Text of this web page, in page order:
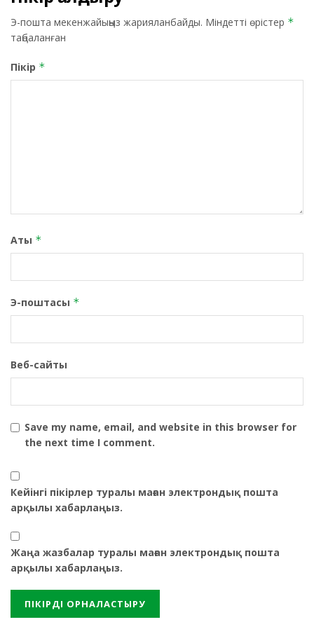
Э-пошта мекенжайыңыз жарияланбайды. Міндетті өрістер *
таңбаланған
Пікір *
Аты *
Э-поштасы *
Веб-сайты
Save my name, email, and website in this browser for
the next time I comment.
Кейінгі пікірлер туралы маған электрондық пошта
арқылы хабарлаңыз.
Жаңа жазбалар туралы маған электрондық пошта
арқылы хабарлаңыз.